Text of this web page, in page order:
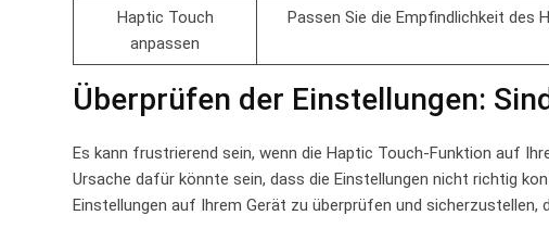
Haptic Touch
anpassen
Passen Sie die Empfindlichkeit des
Überprüfen der Einstellungen:
Es kann frustrierend ⁤sein, wenn die Haptic Touch-Funktion auf
Ursache ⁣dafür könnte sein, ⁣dass die Einstellungen nicht richtig
Einstellungen auf Ihrem ⁤Gerät zu überprüfen und sicherzustellen,⁣